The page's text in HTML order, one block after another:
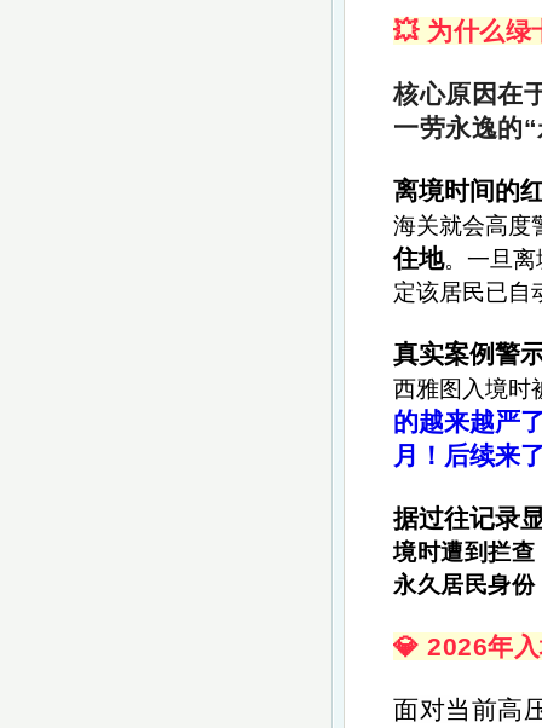
💥 为什么绿
核心原因在
一劳永逸的
离境时间的
海关就会高度
住地。一旦
定该居民已自
真实案例警
西雅图入境时
的越来越严
月！后续来
据过往记录
境时遭到拦查
永久居民身份
💎 2026年
面对当前高